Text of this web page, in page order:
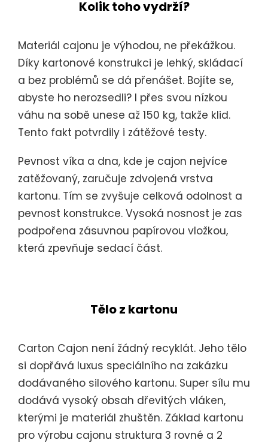
Kolik toho vydrží?
Materiál cajonu je výhodou, ne překážkou.
Díky kartonové konstrukci je lehký, skládací
a bez problémů se dá přenášet. Bojíte se,
abyste ho nerozsedli? I přes svou nízkou
váhu na sobě unese až 150 kg, takže klid.
Tento fakt potvrdily i zátěžové testy.
Pevnost víka a dna, kde je cajon nejvíce
zatěžovaný, zaručuje zdvojená vrstva
kartonu. Tím se zvyšuje celková odolnost a
pevnost konstrukce. Vysoká nosnost je zas
podpořena zásuvnou papírovou vložkou,
která zpevňuje sedací část.
Tělo z kartonu
Carton Cajon není žádný recyklát. Jeho tělo
si dopřává luxus speciálního na zakázku
dodávaného silového kartonu. Super sílu mu
dodává vysoký obsah dřevitých vláken,
kterými je materiál zhuštěn. Základ kartonu
pro výrobu cajonu struktura 3 rovné a 2